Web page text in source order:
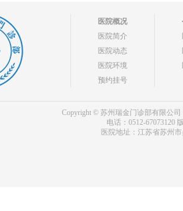
医院概况
医院简介
医院动态
医院环境
预约挂号
Copyright © 苏州瑞金门诊部有限公司
电话：0512-67073120
医院地址：江苏省苏州